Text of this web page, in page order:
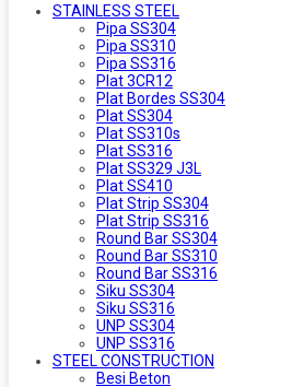
STAINLESS STEEL
Pipa SS304
Pipa SS310
Pipa SS316
Plat 3CR12
Plat Bordes SS304
Plat SS304
Plat SS310s
Plat SS316
Plat SS329 J3L
Plat SS410
Plat Strip SS304
Plat Strip SS316
Round Bar SS304
Round Bar SS310
Round Bar SS316
Siku SS304
Siku SS316
UNP SS304
UNP SS316
STEEL CONSTRUCTION
Besi Beton